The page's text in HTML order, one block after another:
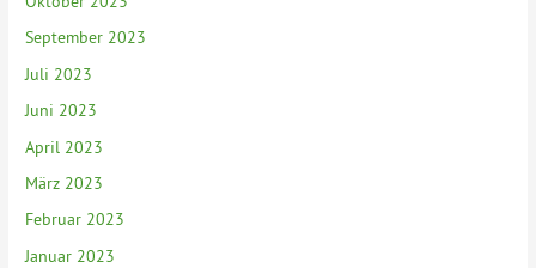
September 2023
Juli 2023
Juni 2023
April 2023
März 2023
Februar 2023
Januar 2023